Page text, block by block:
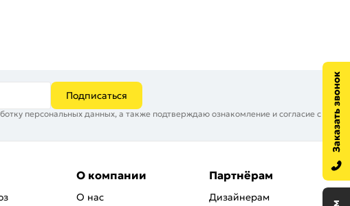
Подписаться
персональных данных, а также подтверждаю ознакомление и согласие с
О компании
О нас
Партнёрам
Дизайнерам